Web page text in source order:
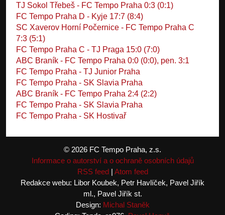
TJ Sokol Třebeš - FC Tempo Praha 0:3 (0:1)
FC Tempo Praha D - Kyje 17:7 (8:4)
SC Xaverov Horní Počernice - FC Tempo Praha C
7:3 (5:1)
FC Tempo Praha C - TJ Praga 15:0 (7:0)
ABC Braník - FC Tempo Praha 0:0 (0:0), pen. 3:1
FC Tempo Praha - TJ Junior Praha
FC Tempo Praha - SK Slavia Praha
ABC Braník - FC Tempo Praha 2:4 (2:2)
FC Tempo Praha - SK Slavia Praha
FC Tempo Praha - SK Hostivař
© 2026 FC Tempo Praha, z.s.
Informace o autorství a o ochraně osobních údajů
RSS feed| Atom feed
Redakce webu: Libor Koubek, Petr Havlíček, Pavel Jiřík
ml., Pavel Jiřík st.
Design: Michal Staněk